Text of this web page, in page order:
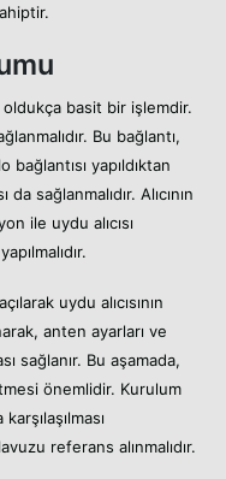
oldukça basit bir işlemdir.
Bu bağlantı,
yapıldıktan
sağlanmalıdır. Alıcının
ile uydu alıcısı
uydu alıcısının
anten ayarları ve
sağlanır. Bu aşamada,
önemlidir. Kurulum
referans alınmalıdır.